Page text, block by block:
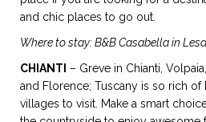
and chic places to go out.
Where to stay: B&B Casabella in Lesa
CHIANTI
– Greve in Chianti,
and Florence; Tuscany is so rich of
villages to visit. Make a smart